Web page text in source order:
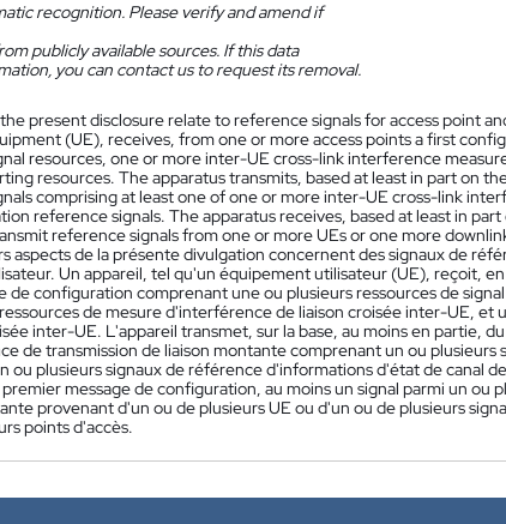
recognition. Please verify and amend if
publicly available sources. If this data
you can contact us to request its removal.
present disclosure relate to reference signals for access point
(UE), receives, from one or more access points a first
resources, one or more inter-UE cross-link interference
resources. The apparatus transmits, based at least in part on
comprising at least one of one or more inter-UE cross-link
reference signals. The apparatus receives, based at least in
reference signals from one or more UEs or one more
aspects de la présente divulgation concernent des signaux de
Un appareil, tel qu'un équipement utilisateur (UE), reçoit,
de configuration comprenant une ou plusieurs ressources de
de mesure d'interférence de liaison croisée inter-UE, et
inter-UE. L'appareil transmet, sur la base, au moins en partie,
de transmission de liaison montante comprenant un ou
ou plusieurs signaux de référence d'informations d'état de canal
message de configuration, au moins un signal parmi un ou
provenant d'un ou de plusieurs UE ou d'un ou de plusieurs
points d'accès.